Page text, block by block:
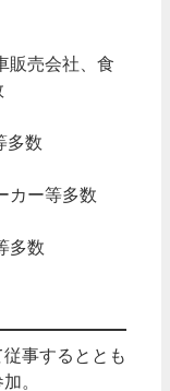
販売会社、食
多数
カー等多数
多数
事するととも
。